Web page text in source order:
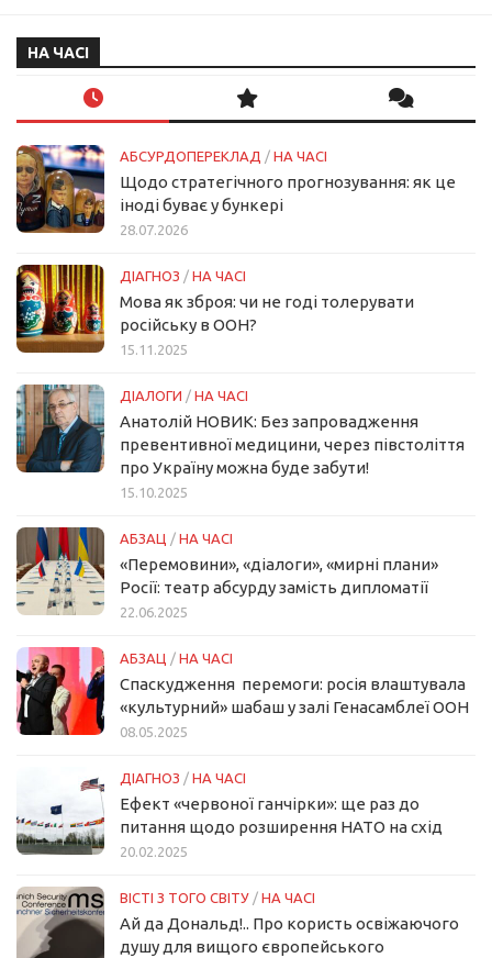
НА ЧАСІ
АБСУРДОПЕРЕКЛАД / НА ЧАСІ
Щодо стратегічного прогнозування: як це
іноді буває у бункері
28.07.2026
ДІАГНОЗ / НА ЧАСІ
Мова як зброя: чи не годі толерувати
російську в ООН?
15.11.2025
ДІАЛОГИ / НА ЧАСІ
Анатолій НОВИК: Без запровадження
превентивної медицини, через півстоліття
про Україну можна буде забути!
15.10.2025
АБЗАЦ / НА ЧАСІ
«Перемовини», «діалоги», «мирні плани»
Росії: театр абсурду замість дипломатії
22.06.2025
АБЗАЦ / НА ЧАСІ
Спаскудження перемоги: росія влаштувала
«культурний» шабаш у залі Генасамблеї ООН
08.05.2025
ДІАГНОЗ / НА ЧАСІ
Ефект «червоної ганчірки»: ще раз до
питання щодо розширення НАТО на схід
20.02.2025
ВІСТІ З ТОГО СВІТУ / НА ЧАСІ
Ай да Дональд!.. Про користь освіжаючого
душу для вищого європейського